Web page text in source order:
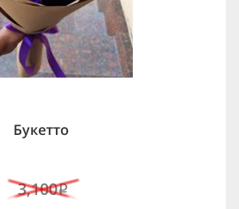
Букетто
3,100i